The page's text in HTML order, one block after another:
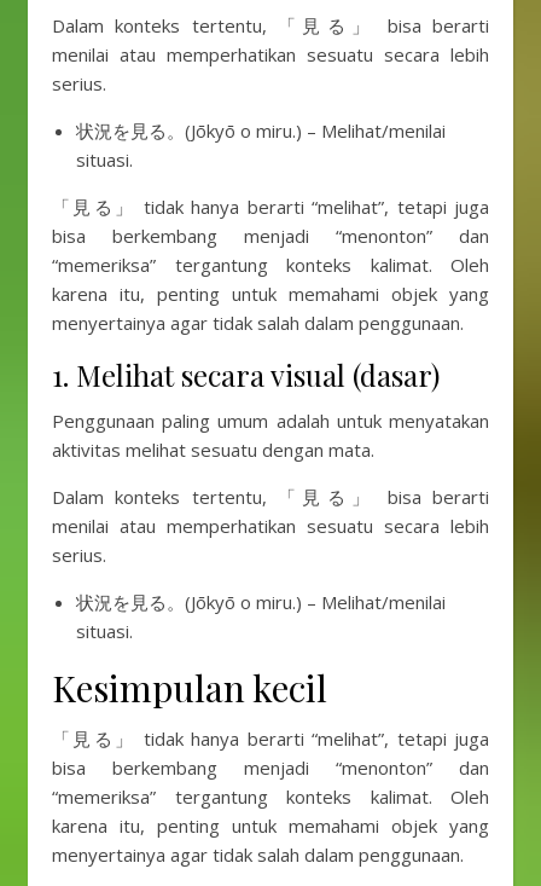
Dalam konteks tertentu, 「見る」 bisa berarti
menilai atau memperhatikan sesuatu secara lebih
serius.
状況を見る。(Jōkyō o miru.) – Melihat/menilai
situasi.
「見る」 tidak hanya berarti “melihat”, tetapi juga
bisa berkembang menjadi “menonton” dan
“memeriksa” tergantung konteks kalimat. Oleh
karena itu, penting untuk memahami objek yang
menyertainya agar tidak salah dalam penggunaan.
1. Melihat secara visual (dasar)
Penggunaan paling umum adalah untuk menyatakan
aktivitas melihat sesuatu dengan mata.
Dalam konteks tertentu, 「見る」 bisa berarti
menilai atau memperhatikan sesuatu secara lebih
serius.
状況を見る。(Jōkyō o miru.) – Melihat/menilai
situasi.
Kesimpulan kecil
「見る」 tidak hanya berarti “melihat”, tetapi juga
bisa berkembang menjadi “menonton” dan
“memeriksa” tergantung konteks kalimat. Oleh
karena itu, penting untuk memahami objek yang
menyertainya agar tidak salah dalam penggunaan.